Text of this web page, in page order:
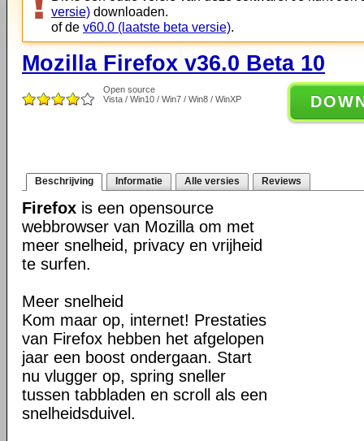
versie) downloaden.
of de v60.0 (laatste beta versie).
Mozilla Firefox v36.0 Beta 10
Open source
Vista / Win10 / Win7 / Win8 / WinXP
Beschrijving Informatie Alle versies Reviews
Firefox is een opensource
webbrowser van Mozilla om met
meer snelheid, privacy en vrijheid
te surfen.
Meer snelheid
Kom maar op, internet! Prestaties
van Firefox hebben het afgelopen
jaar een boost ondergaan. Start
nu vlugger op, spring sneller
tussen tabbladen en scroll als een
snelheidsduivel.